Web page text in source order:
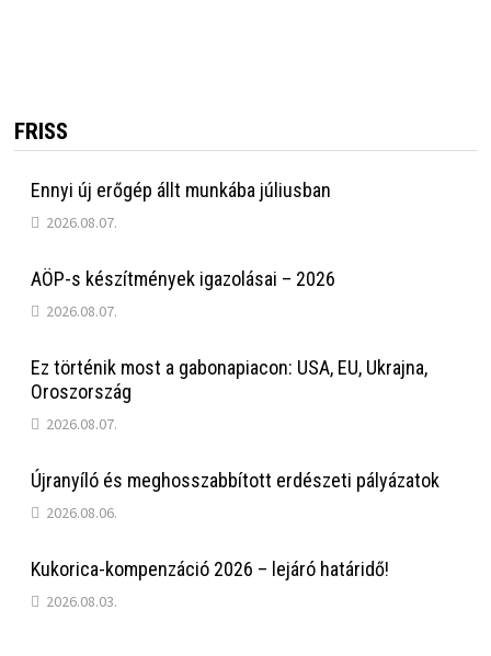
FRISS
Ennyi új erőgép állt munkába júliusban
2026.08.07.
AÖP-s készítmények igazolásai – 2026
2026.08.07.
Ez történik most a gabonapiacon: USA, EU, Ukrajna,
Oroszország
2026.08.07.
Újranyíló és meghosszabbított erdészeti pályázatok
2026.08.06.
Kukorica-kompenzáció 2026 – lejáró határidő!
2026.08.03.